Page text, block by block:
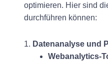
optimieren. Hier sind
durchführen können:
1. Datenanalyse und
Webanalytics-